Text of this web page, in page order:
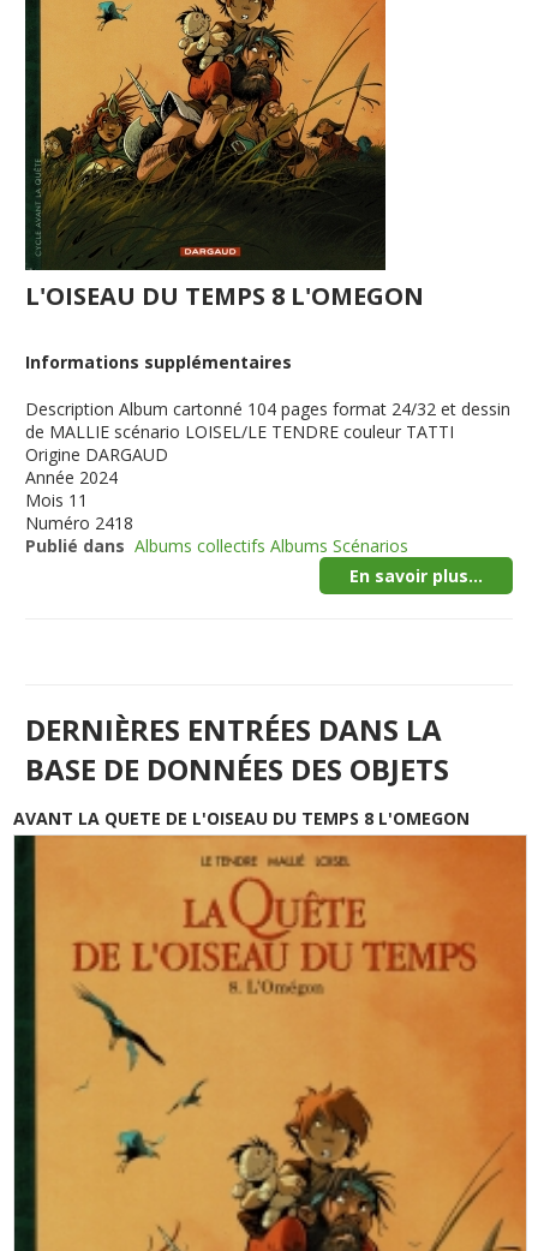
L'OISEAU DU TEMPS 8 L'OMEGON
Informations supplémentaires
Description Album cartonné 104 pages format 24/32 et dessin
de MALLIE scénario LOISEL/LE TENDRE couleur TATTI
Origine DARGAUD
Année 2024
Mois 11
Numéro 2418
Publié dans Albums collectifs Albums Scénarios
En savoir plus...
DERNIÈRES ENTRÉES DANS LA
BASE DE DONNÉES DES OBJETS
AVANT LA QUETE DE L'OISEAU DU TEMPS 8 L'OMEGON